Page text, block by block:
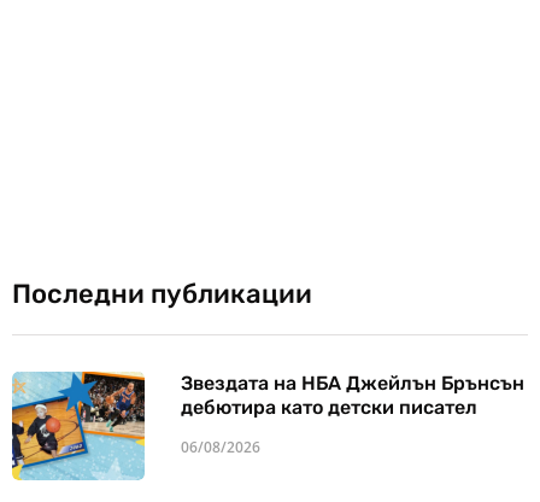
Последни публикации
Звездата на НБА Джейлън Брънсън
дебютира като детски писател
06/08/2026